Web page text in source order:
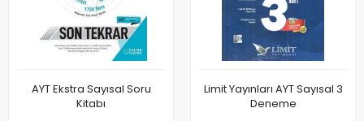
AYT Ekstra Sayısal Soru
Kitabı
Limit Yayınları AYT Sayısal 3
Deneme